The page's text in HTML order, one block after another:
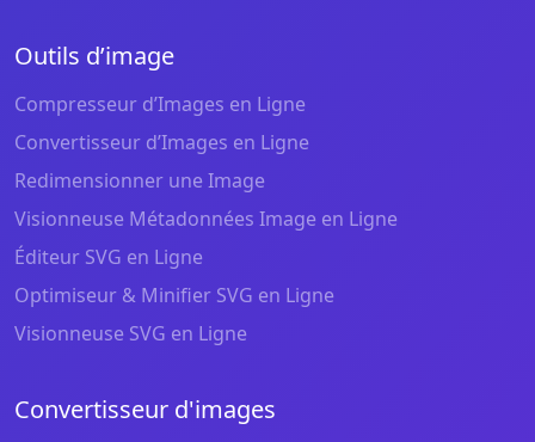
Outils d’image
Compresseur d’Images en Ligne
Convertisseur d’Images en Ligne
Redimensionner une Image
Visionneuse Métadonnées Image en Ligne
Éditeur SVG en Ligne
Optimiseur & Minifier SVG en Ligne
Visionneuse SVG en Ligne
Convertisseur d'images